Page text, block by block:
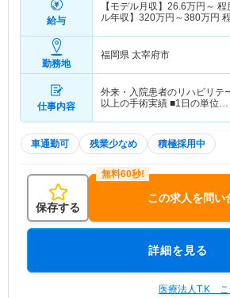
給与
【モデル月収】 26.6万円～ 程
ル年収】 320万円～380万円
勤務地
福岡県 太宰府市
仕事内容
外来・入院患者のリハビリテ
以上の手術実績 ■1日の単位…
車通勤可 残業少なめ 積極採用中
保存する
この求人を問い
詳細を見る
医療法人T.K こ